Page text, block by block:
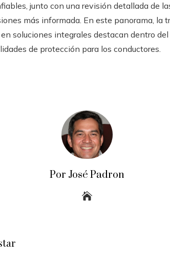
junto con una revisión detallada de
más informada. En este panorama, la
soluciones integrales destacan dentro
de protección para los conductores.
Por José Padron